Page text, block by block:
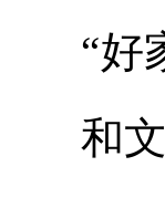
“好
和